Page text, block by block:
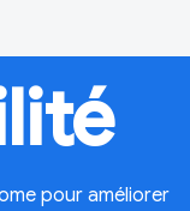
pour améliorer